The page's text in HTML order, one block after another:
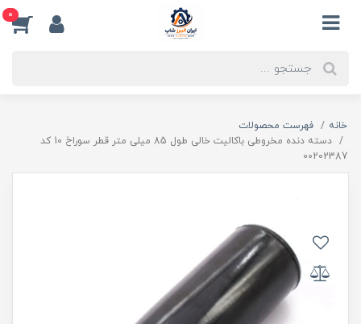
0
خانه
فهرست محصولات
دسته دنده مخروطی باکالیت خالی طول 85 میلی متر قطر سوراخ 10 کد
00202387